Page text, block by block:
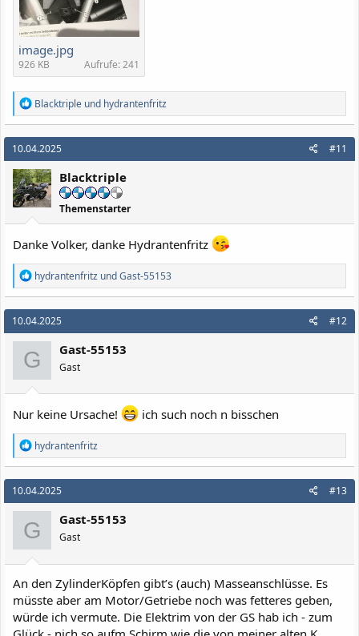
image.jpg
926 KB Aufrufe: 241
R
e
a
k
t
i
o
n
e
n
Blacktriple und hydrantenfritz
10.04.2025 #11
Blacktriple
Themenstarter
Danke Volker, danke Hydrantenfritz
R
e
a
k
t
i
o
n
e
n
hydrantenfritz undGast-55153
10.04.2025 #12
G Gast-55153
Gast
Nur keine Ursache! ich such noch n bisschen
R
e
a
k
t
i
o
n
e
n
hydrantenfritz
10.04.2025 #13
G Gast-55153
Gast
An den ZylinderKöpfen gibt’s (auch) Masseanschlüsse. Es
müsste aber am Motor/Getriebe noch was fetteres geben,
würde ich vermute. Die Elektrim von der GS hab ich - zum